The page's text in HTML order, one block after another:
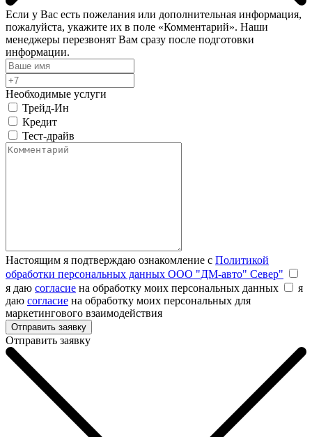
Если у Вас есть пожелания или дополнительная информация,
пожалуйста, укажите их в поле «Комментарий». Наши
менеджеры перезвонят Вам сразу после подготовки
информации.
Необходимые услуги
Трейд-Ин
Кредит
Тест-драйв
Настоящим я подтверждаю ознакомление с Политикой
обработки персональных данных ООО "ДМ-авто" Север"
я даю согласие на обработку моих персональных данных
я
даю согласие на обработку моих персональных для
маркетингового взаимодействия
Отправить заявку